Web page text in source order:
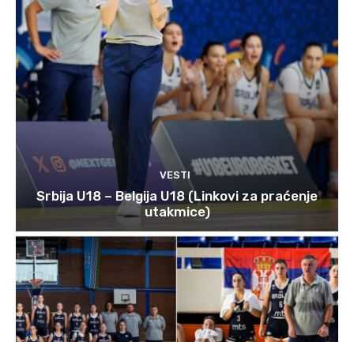
VESTI
Srbija U18 – Belgija U18 (Linkovi za praćenje
utakmice)